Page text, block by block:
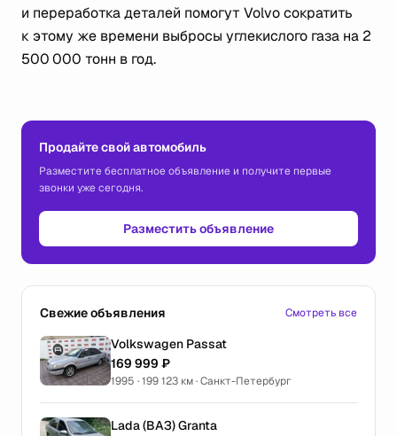
и переработка деталей помогут Volvo сократить
к этому же времени выбросы углекислого газа на 2
500 000 тонн в год.
Продайте свой автомобиль
Разместите бесплатное объявление и получите первые
звонки уже сегодня.
Разместить объявление
Свежие объявления Смотреть все
Volkswagen Passat
169 999 ₽
1995 · 199 123 км · Санкт-Петербург
Lada (ВАЗ) Granta